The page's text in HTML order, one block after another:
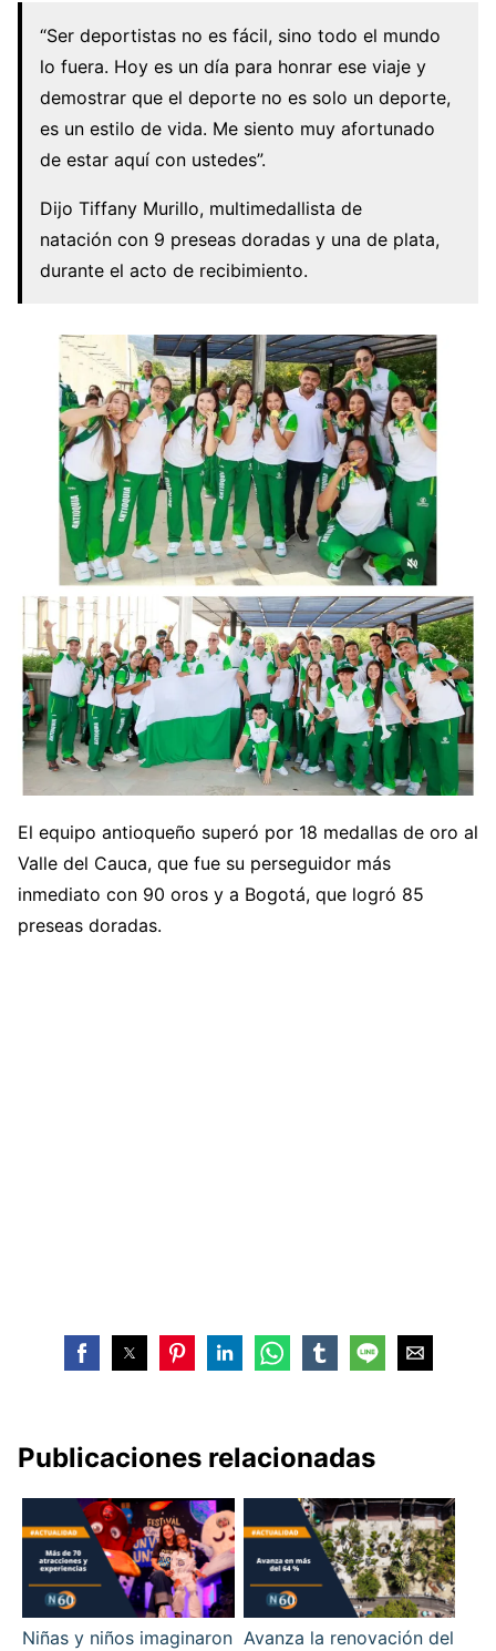
“Ser deportistas no es fácil, sino todo el mundo
lo fuera. Hoy es un día para honrar ese viaje y
demostrar que el deporte no es solo un deporte,
es un estilo de vida. Me siento muy afortunado
de estar aquí con ustedes”.
Dijo Tiffany Murillo, multimedallista de
natación con 9 preseas doradas y una de plata,
durante el acto de recibimiento.
El equipo antioqueño superó por 18 medallas de oro al
Valle del Cauca, que fue su perseguidor más
inmediato con 90 oros y a Bogotá, que logró 85
preseas doradas.
Publicaciones relacionadas
Niñas y niños imaginaron Avanza la renovación del